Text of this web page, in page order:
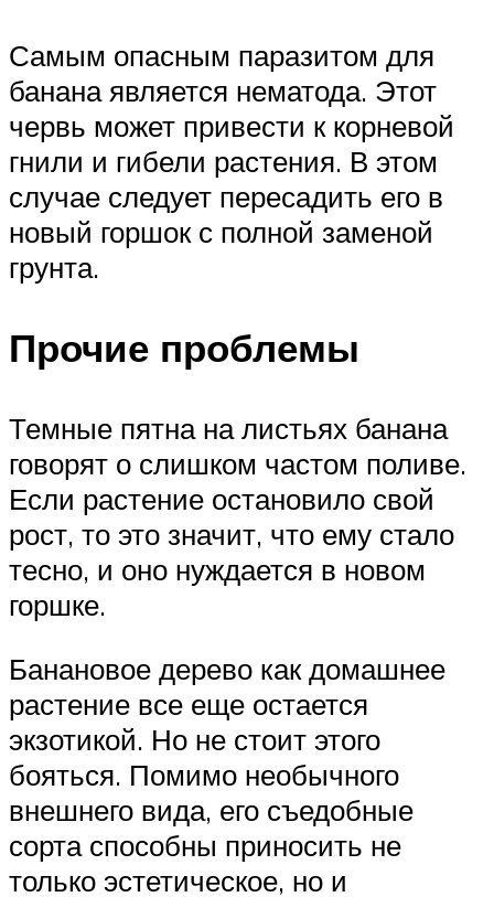
Самым опасным паразитом для
банана является нематода. Этот
червь может привести к корневой
гнили и гибели растения. В этом
случае следует пересадить его в
новый горшок с полной заменой
грунта.
Прочие проблемы
Темные пятна на листьях банана
говорят о слишком частом поливе.
Если растение остановило свой
рост, то это значит, что ему стало
тесно, и оно нуждается в новом
горшке.
Банановое дерево как домашнее
растение все еще остается
экзотикой. Но не стоит этого
бояться. Помимо необычного
внешнего вида, его съедобные
сорта способны приносить не
только эстетическое, но и